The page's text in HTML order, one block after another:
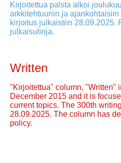
Kirjoitettua palsta alkoi
arkkitehtuuriin ja
kirjoitus julkaistiin 28.09.2025.
julkaisulinja.
Written
"Kirjoitettua" column, "Written"
December 2015 and it is
current topics. The 300th
28.09.2025. The column has
policy.